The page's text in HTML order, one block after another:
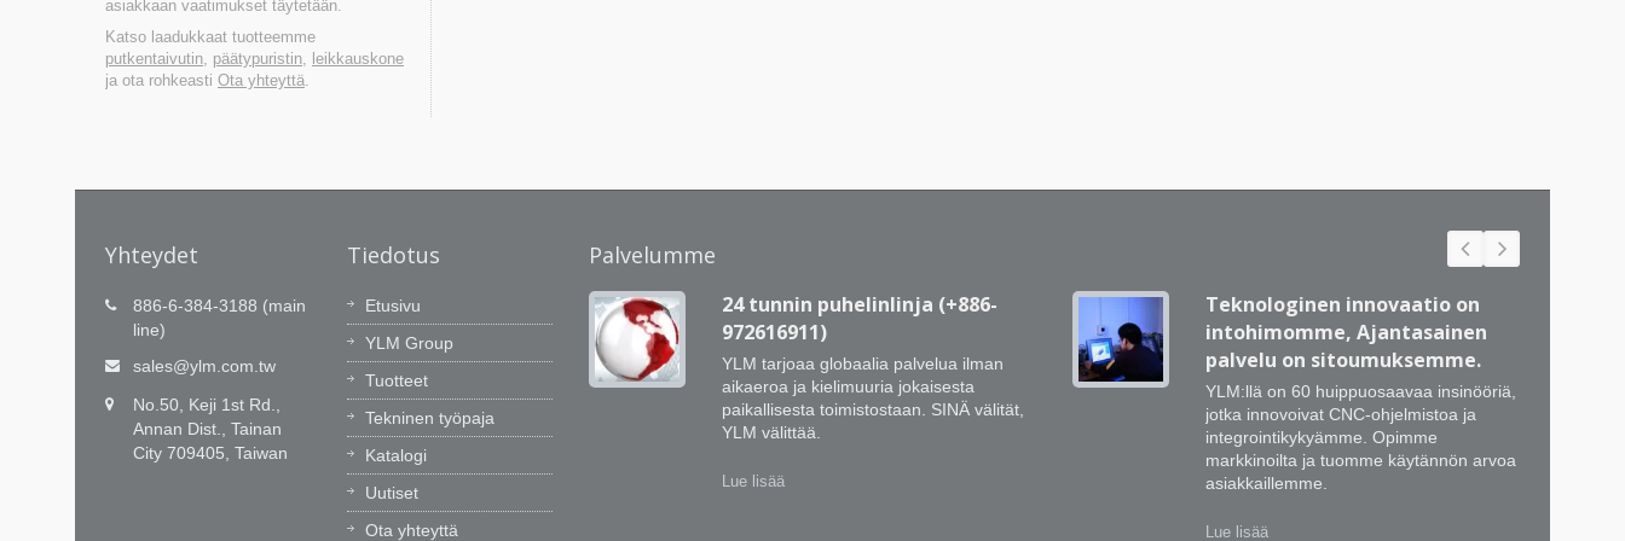
asiakkaan vaatimukset täytetään.
Katso laadukkaat tuotteemme
putkentaivutin, päätypuristin, leikkauskone
ja ota rohkeasti Ota yhteyttä.
Yhteydet
886-6-384-3188 (main
line)
sales@ylm.com.tw
No.50, Keji 1st Rd.,
Annan Dist., Tainan
City 709405, Taiwan
Tiedotus
Etusivu
YLM Group
Tuotteet
Tekninen työpaja
Katalogi
Uutiset
Ota yhteyttä
Palvelumme
Teknologinen innovaatio on
intohimomme, Ajantasainen
palvelu on sitoumuksemme.
YLM:llä on 60 huippuosaavaa insinööriä,
jotka innovoivat CNC-ohjelmistoa ja
integrointikykyämme. Opimme
markkinoilta ja tuomme käytännön arvoa
asiakkaillemme.
24 tunnin puhelinlinja (+886-
972616911)
YLM tarjoaa globaalia palvelua ilman
aikaeroa ja kielimuuria jokaisesta
paikallisesta toimistostaan. SINÄ välität,
YLM välittää.
Lue lisää
Teknologinen innovaatio on
intohimomme, Ajantasainen
palvelu on sitoumuksemme.
YLM:llä on 60 huippuosaavaa insinööriä,
jotka innovoivat CNC-ohjelmistoa ja
integrointikykyämme. Opimme
markkinoilta ja tuomme käytännön arvoa
asiakkaillemme.
Lue lisää